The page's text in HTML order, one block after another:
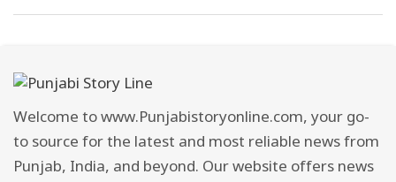
Welcome to www.Punjabistoryonline.com, your go-
to source for the latest and most reliable news from
Punjab, India, and beyond. Our website offers news